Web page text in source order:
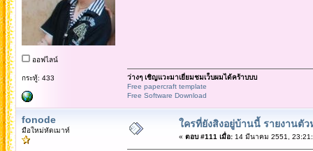
ออฟไลน์
กระทู้: 433
ว่างๆ เชิญแวะมาเยี่ยมชมเว็บผมได้คร้าบบบ
Free papercraft template
Free Software Download
fonode
มือใหม่หัดเมาท์
ใครที่ยังสิงอยู่บ้านนี้ รายงานตัว
« ตอบ #111 เมื่อ:14 มีนาคม 2551,